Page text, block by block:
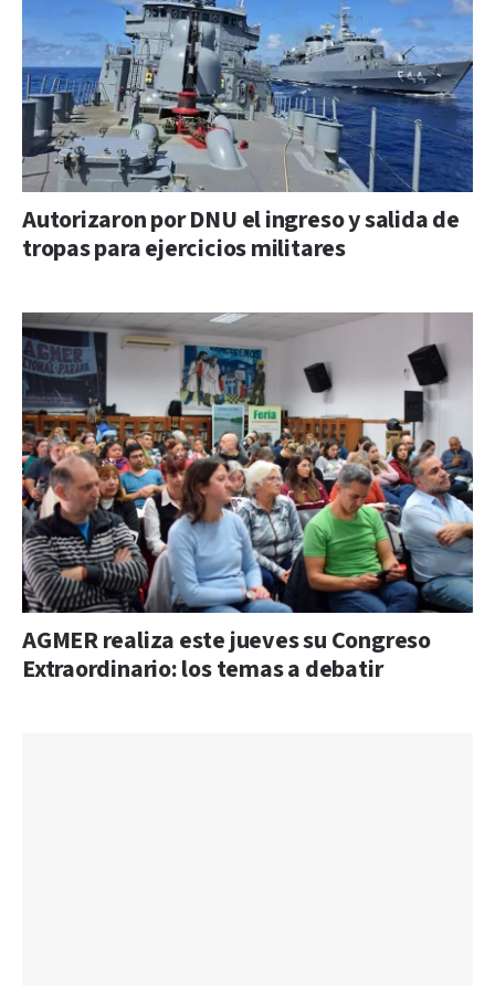
Autorizaron por DNU el ingreso y salida de
tropas para ejercicios militares
AGMER realiza este jueves su Congreso
Extraordinario: los temas a debatir